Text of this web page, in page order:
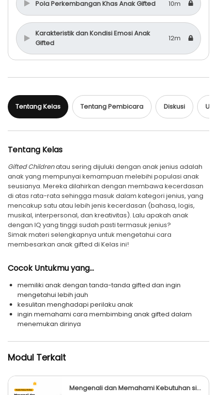
Pola Perkembangan Khas Anak Gifted 10m
Karakteristik dan Kondisi Emosi Anak
Gifted
12m
11m
Sedikit Cerita tentang Anak Gifted 6m
Tentang Kelas Tentang Pembicara Diskusi
Tentang Kelas
Gifted Childrenatau sering dijuluki dengan anak jenius adalah
anak yang mempunyai kemampuan melebihi populasi anak
seusianya. Mereka dilahirkan dengan membawa kecerdasan
di atas rata-rata sehingga masuk dalam kategori jenius, yang
mencakup satu atau lebih jenis kecerdasan (bahasa, logis,
musikal, interpersonal, dan kreativitas). Lalu apakah anak
dengan IQ yang tinggi sudah pasti termasuk jenius?
Simak materi selengkapnya untuk mengetahui cara
membesarkan anak gifted di Kelas ini!
Cocok Untukmu yang...
memiliki anak dengan tanda-tanda gifted dan ingin
mengetahui lebih jauh
kesulitan menghadapi perilaku anak
ingin memahami cara membimbing anak gifted dalam
menemukan dirinya
Modul Terkait
Mengenali dan Memahami Kebutuhan si